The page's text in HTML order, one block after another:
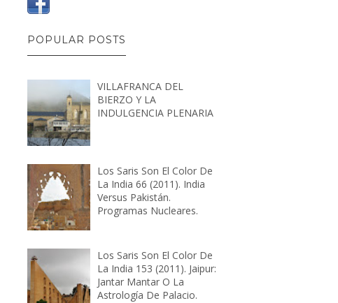
POPULAR POSTS
VILLAFRANCA DEL
BIERZO Y LA
INDULGENCIA PLENARIA
Los Saris Son El Color De
La India 66 (2011). India
Versus Pakistán.
Programas Nucleares.
Los Saris Son El Color De
La India 153 (2011). Jaipur:
Jantar Mantar O La
Astrología De Palacio.